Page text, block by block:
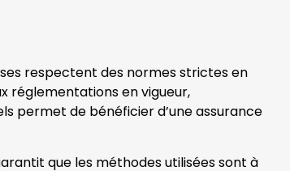
respectent des normes strictes en
réglementations en vigueur,
permet de bénéficier d’une assurance
que les méthodes utilisées sont à